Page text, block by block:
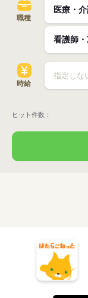
職種
時給
ヒット件数：